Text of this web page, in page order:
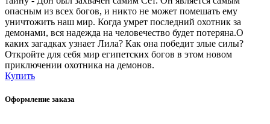
опасным из всех богов, и никто не может помешать ему
уничтожить наш мир. Когда умрет последний охотник за
демонами, вся надежда на человечество будет потеряна.О
каких загадках узнает Лила? Как она победит злые силы?
Откройте для себя мир египетских богов в этом новом
приключении охотника на демонов.
Купить
Оформление заказа